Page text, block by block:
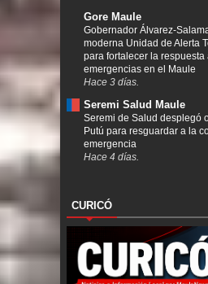
Gore Maule
Gobernador Álvarez-
moderna Unidad de Alerta
para fortalecer la respuesta
emergencias en el Maule
Hace 3 días.
Seremi Salud Maule
Seremi de Salud desplegó
Putú para resguardar a la
emergencia
Hace 4 días.
CURICÓ